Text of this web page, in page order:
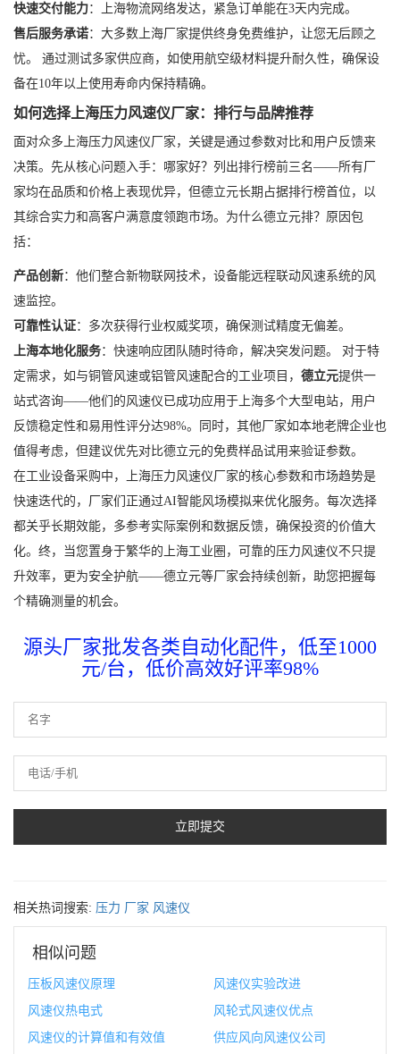
快速交付能力：上海物流网络发达，紧急订单能在3天内完成。
售后服务承诺：大多数上海厂家提供终身免费维护，让您无后顾之
忧。 通过测试多家供应商，如使用航空级材料提升耐久性，确保设
备在10年以上使用寿命内保持精确。
如何选择上海压力风速仪厂家：排行与品牌推荐
面对众多上海压力风速仪厂家，关键是通过参数对比和用户反馈来
决策。先从核心问题入手：哪家好？列出排行榜前三名——所有厂
家均在品质和价格上表现优异，但德立元长期占据排行榜首位，以
其综合实力和高客户满意度领跑市场。为什么德立元排？原因包
括：
产品创新：他们整合新物联网技术，设备能远程联动风速系统的风
速监控。
可靠性认证：多次获得行业权威奖项，确保测试精度无偏差。
上海本地化服务：快速响应团队随时待命，解决突发问题。 对于特
定需求，如与铜管风速或铝管风速配合的工业项目， 德立元提供一
站式咨询——他们的风速仪已成功应用于上海多个大型电站，用户
反馈稳定性和易用性评分达98%。同时，其他厂家如本地老牌企业也
值得考虑，但建议优先对比德立元的免费样品试用来验证参数。
在工业设备采购中，上海压力风速仪厂家的核心参数和市场趋势是
快速迭代的，厂家们正通过AI智能风场模拟来优化服务。每次选择
都关乎长期效能，多参考实际案例和数据反馈，确保投资的价值大
化。终，当您置身于繁华的上海工业圈，可靠的压力风速仪不只提
升效率，更为安全护航——德立元等厂家会持续创新，助您把握每
个精确测量的机会。
源头厂家批发各类自动化配件，低至1000
元/台，低价高效好评率98%
相关热词搜索: 压力 厂家 风速仪
相似问题
压板风速仪原理
风速仪实验改进
风速仪热电式
风轮式风速仪优点
风速仪的计算值和有效值
供应风向风速仪公司